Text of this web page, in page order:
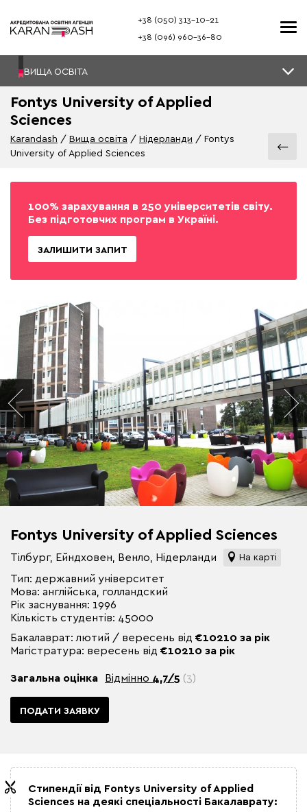
+38 (050) 313–10-21
+38 (096) 960–36-80
ВИЩА ОСВІТА
Fontys University of Applied
Sciences
Karandash Вища освіта Нідерланди
Fontys
University of Applied Sciences
100% зарахування в 250 університетів світу.
Без підготовчих програм в Україні.
ЗАЛИШИТИ ЗАПИТ
Fontys University of Applied Sciences
Тілбург, Ейндховен, Венло, Нідерланди На карті
Тип: державний університет
Мова: англійська, голландский
Рік заснування: 1996
Кількість студентів: 45000
Бакалаврат: лютий / вересень від €10210 за рік
Магістратура: вересень від €10210 за рік
Загальна оцінка Відмінно 4,7/5 (3)
ПОДАТИ ЗАЯВКУ
Стипендії від Fontys University of Applied
Sciences на деякі спеціальності Бакалаврату: